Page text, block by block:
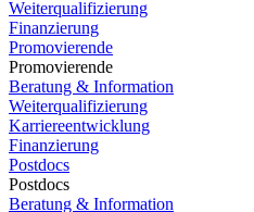
Weiterqualifizierung
Finanzierung
Promovierende
Promovierende
Beratung & Information
Weiterqualifizierung
Karriereentwicklung
Finanzierung
Postdocs
Postdocs
Beratung & Information